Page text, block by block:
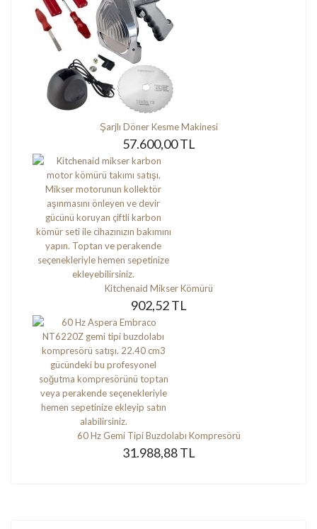
Şarjlı Döner Kesme Makinesi
57.600,00 TL
Kitchenaid Mikser Kömürü
902,52 TL
60 Hz Gemi Tipi Buzdolabı Kompresörü
31.988,88 TL